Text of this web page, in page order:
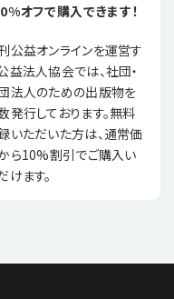
オフで購入できます！
公益オンラインを運営す
益法人協会では、社団・
法人のための出版物を
発行しております。無料
いただいた方は、通常価
ら10%割引でご購入い
けます。